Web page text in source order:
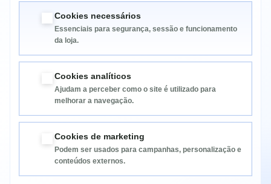
Informação
Categorias
Cookies necessários
Essenciais para segurança, sessão e funcionamento
da loja.
Cookies analíticos
Ajudam a perceber como o site é utilizado para
melhorar a navegação.
Cookies de marketing
Podem ser usados para campanhas, personalização e
conteúdos externos.